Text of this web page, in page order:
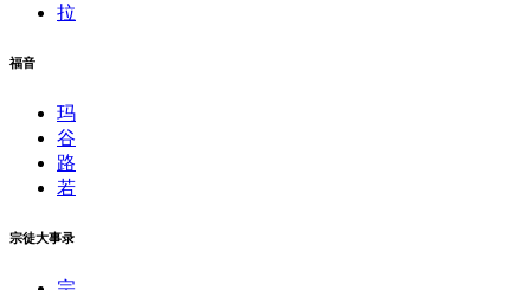
拉
福音
玛
谷
路
若
宗徒大事录